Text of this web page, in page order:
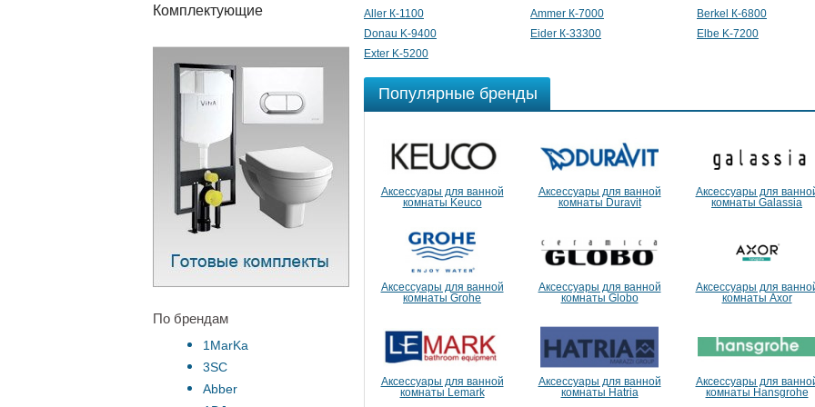
Комплектующие
По брендам
1MarKa
3SC
Abber
Aller К-1100
Ammer К-7000
Berkel К-6800
Donau K-9400
Eider К-33300
Elbe K-7200
Exter K-5200
Популярные бренды
Аксессуары для ванной
комнаты Keuco
Аксессуары для ванной
комнаты Duravit
Аксессуары для
комнаты Galassia
Аксессуары для ванной
комнаты Grohe
Аксессуары для ванной
комнаты Globo
Аксессуары для
комнаты Axor
Аксессуары для ванной
комнаты Lemark
Аксессуары для ванной
комнаты Hatria
Аксессуары для
комнаты Hansgrohe